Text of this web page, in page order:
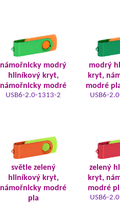
námořnicky modrý
hliníkový kryt,
námořnicky modré
USB6-2.0-1313-2
modrý
kryt,
modré
USB6-
světle zelený
hliníkový kryt,
námořnicky modré
pla
zelený
kryt,
modré
USB6-